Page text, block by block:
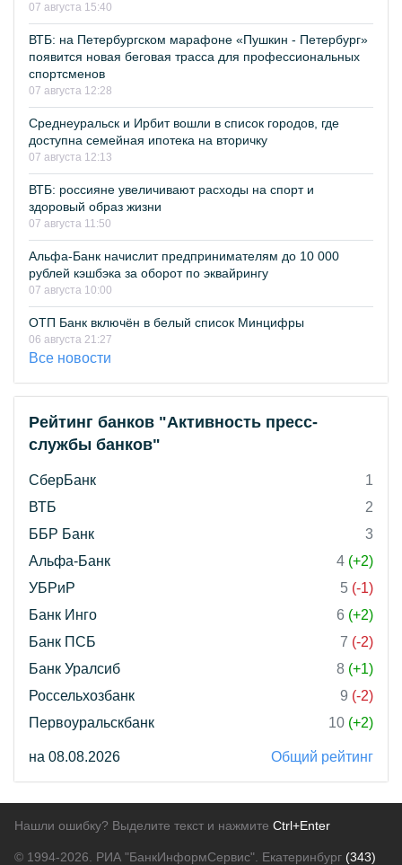
07 августа 15:40
ВТБ: на Петербургском марафоне «Пушкин - Петербург»
появится новая беговая трасса для профессиональных
спортсменов
07 августа 12:28
Среднеуральск и Ирбит вошли в список городов, где
доступна семейная ипотека на вторичку
07 августа 12:13
ВТБ: россияне увеличивают расходы на спорт и
здоровый образ жизни
07 августа 11:50
Альфа-Банк начислит предпринимателям до 10 000
рублей кэшбэка за оборот по эквайрингу
07 августа 10:00
ОТП Банк включён в белый список Минцифры
06 августа 21:27
Все новости
Рейтинг банков "Активность пресс-
службы банков"
СберБанк
1
ВТБ
2
ББР Банк
3
Альфа-Банк
4 (+2)
УБРиР
5 (-1)
Банк Инго
6 (+2)
Банк ПСБ
7 (-2)
Банк Уралсиб
8 (+1)
Россельхозбанк
9 (-2)
Первоуральскбанк
10 (+2)
на 08.08.2026 Общий рейтинг
Нашли ошибку? Выделите текст и нажмите Ctrl+Enter
© 1994-2026. РИА "БанкИнформСервис". Екатеринбург (343)